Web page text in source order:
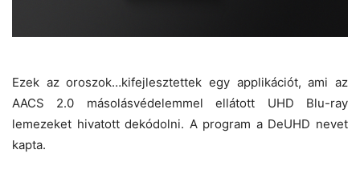
Ezek az oroszok…kifejlesztettek egy applikációt, ami az
AACS 2.0 másolásvédelemmel ellátott UHD Blu-ray
lemezeket hivatott dekódolni. A program a DeUHD nevet
kapta.